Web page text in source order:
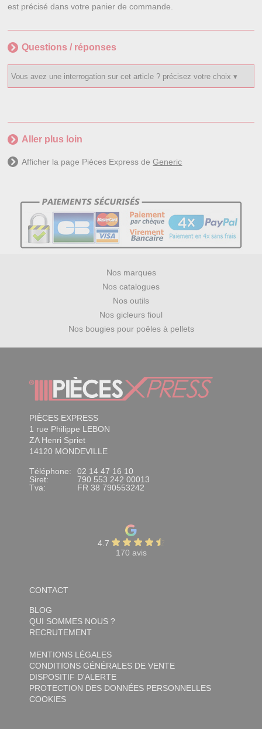
est précisé dans votre panier de commande.
Questions / réponses
Aller plus loin
Afficher la page Pièces Express deGeneric
Nos marques
Nos catalogues
Nos outils
Nos gicleurs fioul
Nos bougies pour poêles à pellets
PIÈCES EXPRESS
1 rue Philippe LEBON
ZA Henri Spriet
14120 MONDEVILLE
Téléphone:
02 14 47 16 10
Siret:
790 553 242 00013
Tva:
FR 38 790553242
4.7
170 avis
CONTACT
BLOG
QUI SOMMES NOUS ?
RECRUTEMENT
MENTIONS LÉGALES
CONDITIONS GÉNÉRALES DE VENTE
DISPOSITIF D'ALERTE
PROTECTION DES DONNÉES PERSONNELLES
COOKIES